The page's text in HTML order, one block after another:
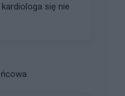
się nie